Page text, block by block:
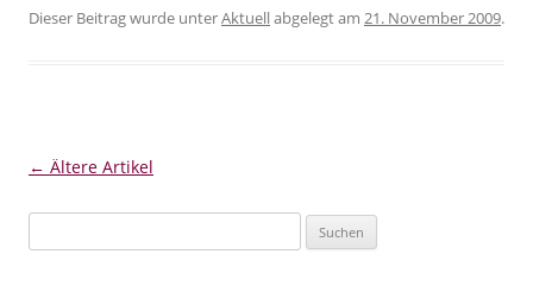
Dieser Beitrag wurde unterAktuellabgelegt am 21. November 2009.
Artikel-Navigation
← Ältere Artikel